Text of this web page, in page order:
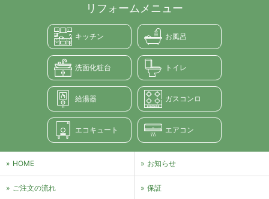
リフォームメニュー
キッチン お風呂
洗面化粧台 トイレ
給湯器 ガスコンロ
エコキュート エアコン
HOME お知らせ
ご注文の流れ 保証